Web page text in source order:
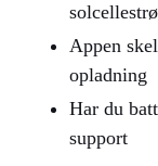
Appen
opladning
Har du
support